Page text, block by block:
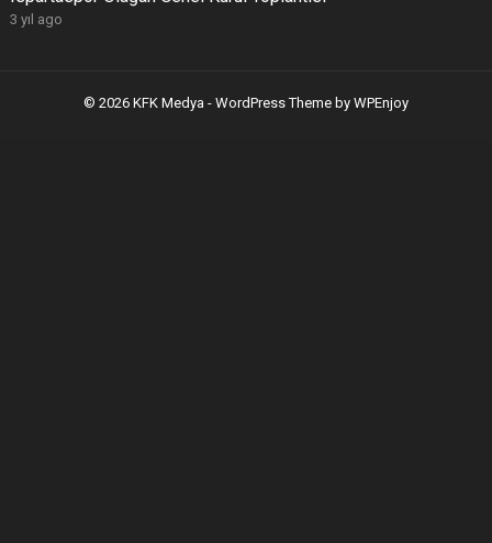
3 yıl ago
© 2026 KFK Medya - WordPress Theme by WPEnjoy